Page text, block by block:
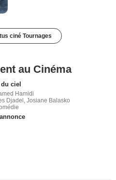
ciné Tournages
au Cinéma
ciel
Hamidi
Djadel, Josiane Balasko